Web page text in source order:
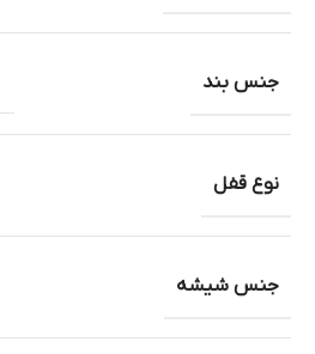
جنس بند
نوع قفل
جنس شیشه